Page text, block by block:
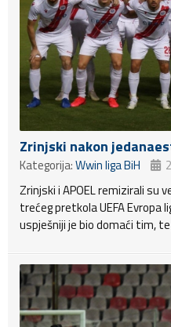
Zrinjski nakon
Kategorija:Wwin liga BiH
Zrinjski i APOEL remizirali su
trećeg pretkola UEFA Evropa
uspješniji je bio domaći tim,